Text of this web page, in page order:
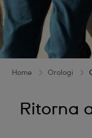
Home Orologi
Ritorna